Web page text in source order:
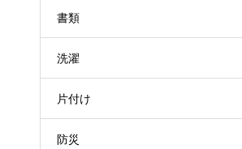
書類
洗濯
片付け
防災